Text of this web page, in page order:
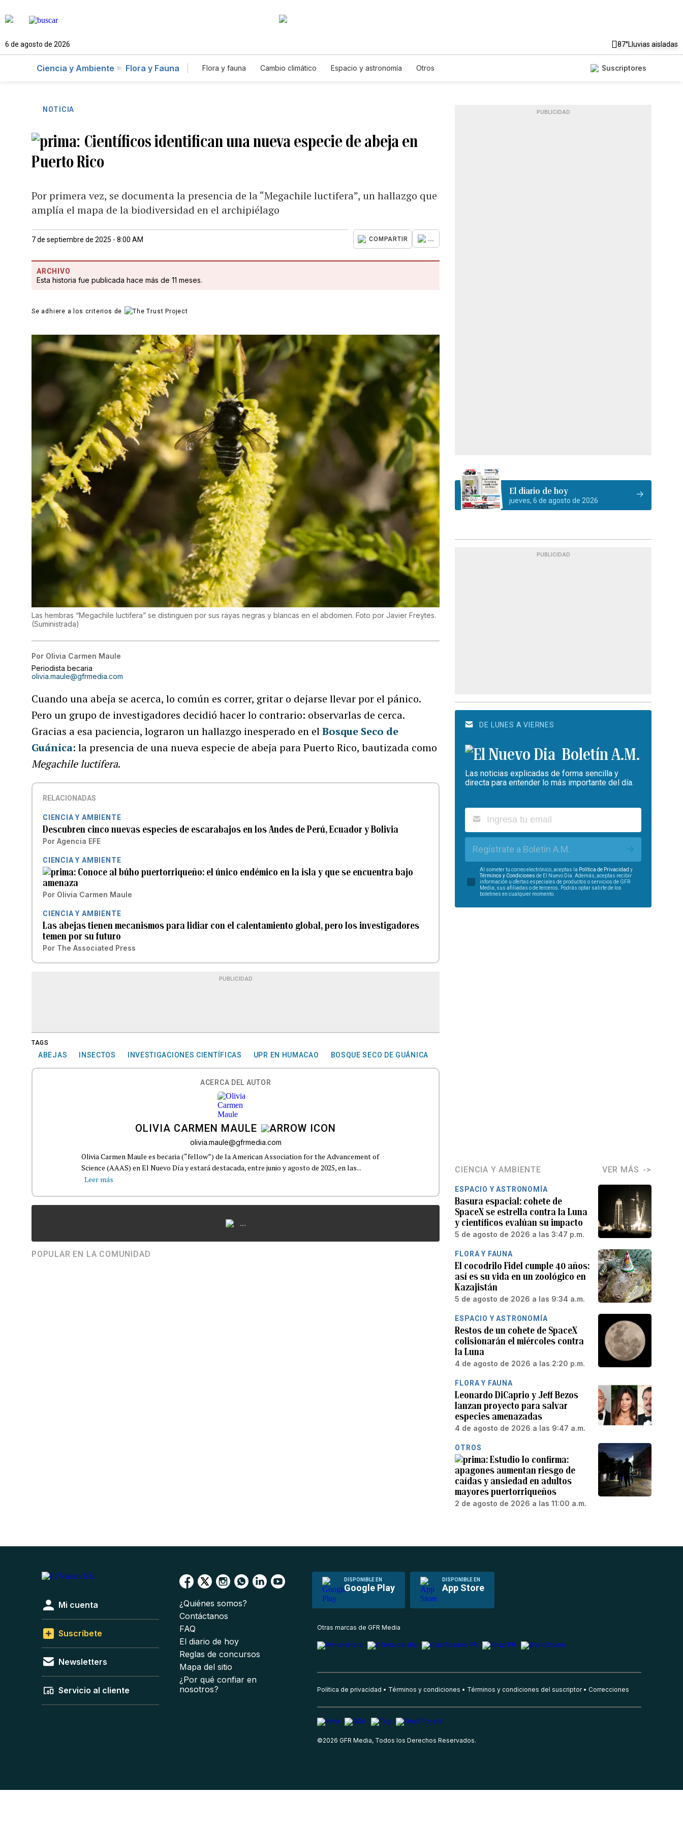
6 de agosto de 2026 87°Lluvias aisladas
Ciencia y Ambiente Flora y Fauna Flora y fauna Cambio climático Espacio y astronomía Otros Suscriptores
NOTICIA
Científicos identifican una nueva especie de abeja en
Puerto Rico
Por primera vez, se documenta la presencia de la “Megachile luctifera”, un hallazgo que
amplía el mapa de la biodiversidad en el archipiélago
7 de septiembre de 2025 - 8:00 AM COMPARTIR ...
ARCHIVO
Esta historia fue publicada hace más de 11 meses.
Se adhiere a los criterios de
Las hembras “Megachile luctifera” se distinguen por sus rayas negras y blancas en el abdomen. Foto por Javier Freytes.
(Suministrada)
Por Olivia Carmen Maule
Periodista becaria
olivia.maule@gfrmedia.com
Cuando una abeja se acerca, lo común es correr, gritar o dejarse llevar por el pánico.
Pero un grupo de investigadores decidió hacer lo contrario: observarlas de cerca.
Gracias a esa paciencia, lograron un hallazgo inesperado en elBosque Seco de
Guánica: la presencia de una nueva especie de abeja para Puerto Rico, bautizada como
Megachile luctifera.
RELACIONADAS
CIENCIA Y AMBIENTE
Descubren cinco nuevas especies de escarabajos en los Andes de Perú, Ecuador y Bolivia
Por Agencia EFE
CIENCIA Y AMBIENTE
Conoce al búho puertorriqueño: el único endémico en la isla y que se encuentra bajo
amenaza
Por Olivia Carmen Maule
CIENCIA Y AMBIENTE
Las abejas tienen mecanismos para lidiar con el calentamiento global, pero los investigadores
temen por su futuro
Por The Associated Press
PUBLICIDAD
TAGS
ABEJAS INSECTOS INVESTIGACIONES CIENTÍFICAS UPR EN HUMACAO BOSQUE SECO DE GUÁNICA
ACERCA DEL AUTOR
OLIVIA CARMEN MAULE
olivia.maule@gfrmedia.com
Olivia Carmen Maule es becaria (“fellow”) de la American Association for the Advancement of
Science (AAAS) en El Nuevo Día y estará destacada, entre junio y agosto de 2025, en las...
Leer más
...
POPULAR EN LA COMUNIDAD
PUBLICIDAD
El diario de hoy
jueves, 6 de agosto de 2026
PUBLICIDAD
DE LUNES A VIERNES
Boletín A.M.
Las noticias explicadas de forma sencilla y
directa para entender lo más importante del día.
Regístrate a Boletín A.M.
Al someter tu correo electrónico, aceptas la Política de Privacidad y
Términos y Condiciones de El Nuevo Día. Además, aceptas recibir
información u ofertas especiales de productos o servicios de GFR
Media, sus afiliadas o de terceros. Podrás optar salirte de los
boletines en cualquier momento.
CIENCIA Y AMBIENTE VER MÁS
ESPACIO Y ASTRONOMÍA
Basura espacial: cohete de
SpaceX se estrella contra la Luna
y científicos evalúan su impacto
5 de agosto de 2026 a las 3:47 p.m.
FLORA Y FAUNA
El cocodrilo Fidel cumple 40 años:
así es su vida en un zoológico en
Kazajistán
5 de agosto de 2026 a las 9:34 a.m.
ESPACIO Y ASTRONOMÍA
Restos de un cohete de SpaceX
colisionarán el miércoles contra
la Luna
4 de agosto de 2026 a las 2:20 p.m.
FLORA Y FAUNA
Leonardo DiCaprio y Jeff Bezos
lanzan proyecto para salvar
especies amenazadas
4 de agosto de 2026 a las 9:47 a.m.
OTROS
Estudio lo confirma:
apagones aumentan riesgo de
caídas y ansiedad en adultos
mayores puertorriqueños
2 de agosto de 2026 a las 11:00 a.m.
DISPONIBLE EN
Google Play
DISPONIBLE EN
App Store
Mi cuenta
Suscríbete
Newsletters
Servicio al cliente
¿Quiénes somos?
Contáctanos
FAQ
El diario de hoy
Reglas de concursos
Mapa del sitio
¿Por qué confiar en
nosotros?
Otras marcas de GFR Media
Política de privacidad Términos y condiciones Términos y condiciones del suscriptor Correcciones
©2026 GFR Media, Todos los Derechos Reservados.